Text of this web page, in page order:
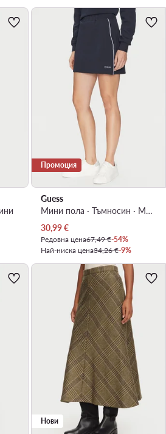
Промоция
Guess
Мини пола · Тъмносин · Мини
Актуална цена
30,99€
Редовна цена67,49 €-54%
Най-ниска цена34,26 €-9%
Нови